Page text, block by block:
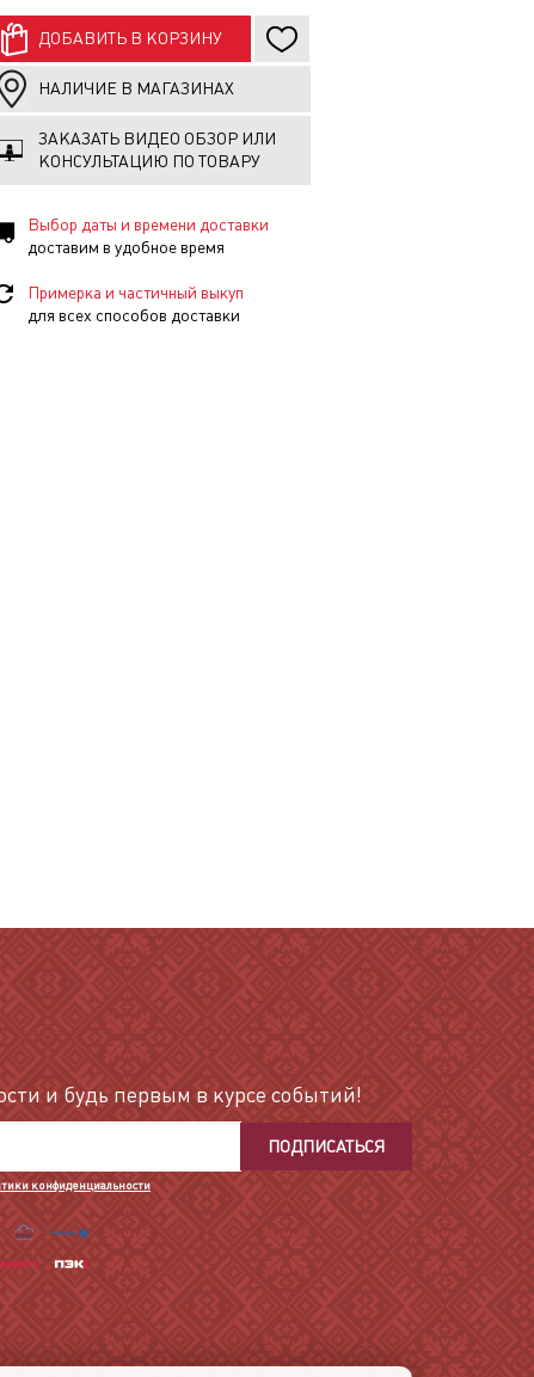
ДОБАВИТЬ В КОРЗИНУ
НАЛИЧИЕ В МАГАЗИНАХ
ЗАКАЗАТЬ ВИДЕО ОБЗОР ИЛИ
КОНСУЛЬТАЦИЮ ПО ТОВАРУ
Выбор даты и времени доставки
доставим в удобное время
Примерка и частичный выкуп
для всех способов доставки
и будь первым в курсе событий!
ПОДПИСАТЬСЯ
конфиденциальности